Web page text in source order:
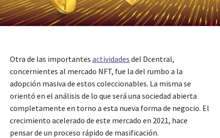
Otra de las importantes actividades del Dcentral,
concernientes al mercado NFT, fue la del rumbo a la
adopción masiva de estos coleccionables. La misma se
orientó en el análisis de lo que será una sociedad abierta
completamente en torno a esta nueva forma de negocio. El
crecimiento acelerado de este mercado en 2021, hace
pensar de un proceso rápido de masificación.